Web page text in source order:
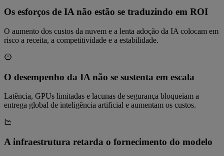
Os esforços de IA não estão se traduzindo em ROI
O aumento dos custos da nuvem e a lenta adoção da IA colocam em
risco a receita, a competitividade e a estabilidade.
O desempenho da IA não se sustenta em escala
Latência, GPUs limitadas e lacunas de segurança bloqueiam a
entrega global de inteligência artificial e aumentam os custos.
A infraestrutura retarda o fornecimento do modelo